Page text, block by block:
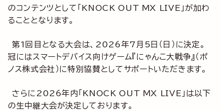
のコンテンツとして「KNOCK OUT MX LIVE」が加わ
ることとなります。
第1回目となる大会は、2026年7月5日（日）に決定。
冠にはスマートデバイス向けゲーム『にゃんこ大戦争』（ポ
ノス株式会社）に特別協賛としてサポートいただきます。
さらに2026年内「KNOCK OUT MX LIVE」は以下
の生中継大会が決定しております。